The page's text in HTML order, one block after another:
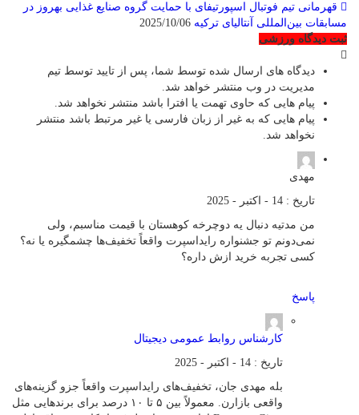
قهرمانی تیم فوتبال اسپورتیفای با حمایت گروه صنایع غذایی بهروز در
مسابقات بین‌المللی آنتالیای ترکیه
ثبت دیدگاه ورزشی
دیدگاه های ارسال شده توسط شما، پس از تایید توسط تیم
مدیریت در وب منتشر خواهد شد.
پیام هایی که حاوی تهمت یا افترا باشد منتشر نخواهد شد.
پیام هایی که به غیر از زبان فارسی یا غیر مرتبط باشد منتشر
نخواهد شد.
مهدی
تاریخ : 14 - اکتبر - 2025
من مدتیه دنبال یه دوچرخه کوهستان با قیمت مناسبم، ولی
نمی‌دونم تو جشنواره رایداسپرت واقعاً تخفیف‌ها چشمگیره یا نه؟
کسی تجربه خرید ازش داره؟
پاسخ
کارشناس روابط عمومی دیجیتال
تاریخ : 14 - اکتبر - 2025
بله مهدی جان، تخفیف‌های رایداسپرت واقعاً جزو گزینه‌های
واقعی بازارن. معمولاً بین ۵ تا ۱۰ درصد برای برندهایی مثل